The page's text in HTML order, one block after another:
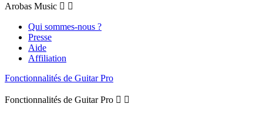
Arobas Music  
Qui sommes-nous ?
Presse
Aide
Affiliation
Fonctionnalités de Guitar Pro
Fonctionnalités de Guitar Pro  